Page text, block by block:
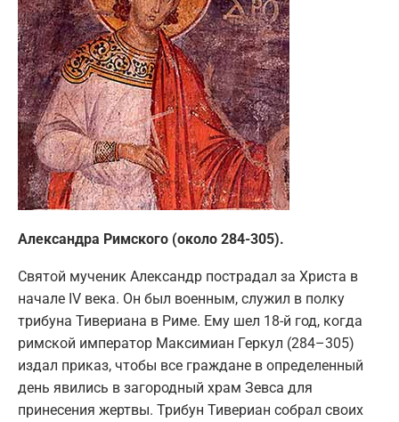
Александра Римского (около 284-305).
Святой мученик Александр пострадал за Христа в
начале IV века. Он был военным, служил в полку
трибуна Тивериана в Риме. Ему шел 18-й год, когда
римской император Максимиан Геркул (284–305)
издал приказ, чтобы все граждане в определенный
день явились в загородный храм Зевса для
принесения жертвы. Трибун Тивериан собрал своих